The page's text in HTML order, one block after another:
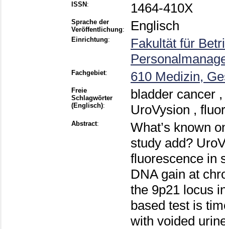
ISSN : 1464-410X
Sprache der
Veröffentlichung: Englisch
Einrichtung:
Fakultät für
Fachgebiet: 610 Medizin,
Freie
Schlagwörter
(Englisch):
bladder cancer
UroVysion ,
Abstract:
What’s known
study add?
fluorescence in
DNA gain at
the 9p21 locus
based test is
with voided